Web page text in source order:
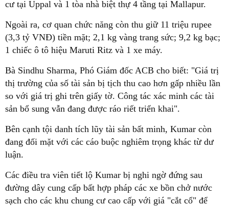
cư tại Uppal và 1 tòa nhà biệt thự 4 tầng tại Mallapur.
Ngoài ra, cơ quan chức năng còn thu giữ 11 triệu rupee
(3,3 tỷ VNĐ) tiền mặt; 2,1 kg vàng trang sức; 9,2 kg bạc;
1 chiếc ô tô hiệu Maruti Ritz và 1 xe máy.
Bà Sindhu Sharma, Phó Giám đốc ACB cho biết: "Giá trị
thị trường của số tài sản bị tịch thu cao hơn gấp nhiều lần
so với giá trị ghi trên giấy tờ. Công tác xác minh các tài
sản bổ sung vẫn đang được ráo riết triển khai".
Bên cạnh tội danh tích lũy tài sản bất minh, Kumar còn
đang đối mặt với các cáo buộc nghiêm trọng khác từ dư
luận.
Các điều tra viên tiết lộ Kumar bị nghi ngờ đứng sau
đường dây cung cấp bất hợp pháp các xe bồn chở nước
sạch cho các khu chung cư cao cấp với giá "cắt cổ" để